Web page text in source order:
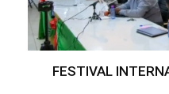
FESTIVAL